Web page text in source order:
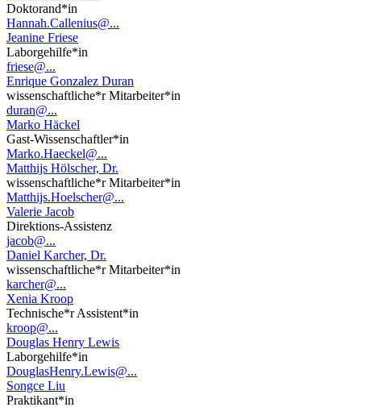
Doktorand*in
Hannah.Callenius@...
Jeanine Friese
Laborgehilfe*in
friese@...
Enrique Gonzalez Duran
wissenschaftliche*r Mitarbeiter*in
duran@...
Marko Häckel
Gast-Wissenschaftler*in
Marko.Haeckel@...
Matthijs Hölscher, Dr.
wissenschaftliche*r Mitarbeiter*in
Matthijs.Hoelscher@...
Valerie Jacob
Direktions-Assistenz
jacob@...
Daniel Karcher, Dr.
wissenschaftliche*r Mitarbeiter*in
karcher@...
Xenia Kroop
Technische*r Assistent*in
kroop@...
Douglas Henry Lewis
Laborgehilfe*in
DouglasHenry.Lewis@...
Songce Liu
Praktikant*in